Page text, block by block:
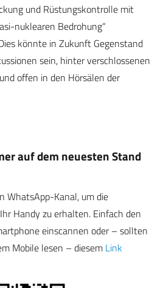
und Rüstungskontrolle mit
nuklearen Bedrohung“
könnte in Zukunft Gegenstand
sein, hinter verschlossenen
offen in den Hörsälen der
auf dem neuesten Stand
WhatsApp-Kanal, um die
Handy zu erhalten. Einfach den
einscannen oder – sollten
Mobile lesen – diesem Link